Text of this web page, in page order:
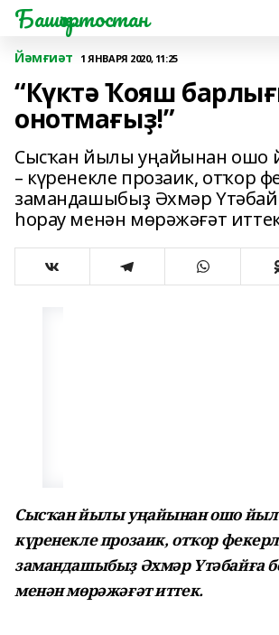
Башҡортостан
Йәмғиәт 1 ЯНВАРЯ 2020, 11:25
“Күктә Ҡояш
онотмағыҙ!”
Сысҡан йылы уңайынан ошо
– күренекле прозаик, отҡор
замандашыбыҙ Әхмәр
һорау менән мөрәжәғәт
Сысҡан йылы уңайынан ошо
күренекле прозаик, отҡор
замандашыбыҙ Әхмәр Үтәбайға
менән мөрәжәғәт иттек.